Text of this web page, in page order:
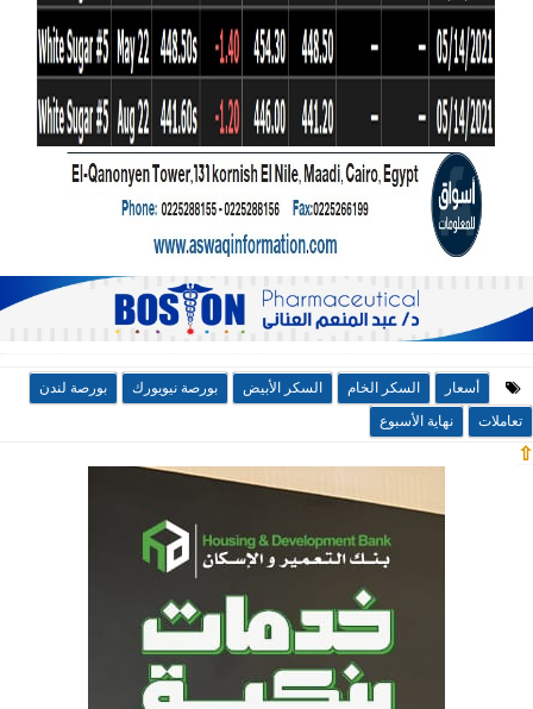
أسعار السكر الخام السكر الأبيض بورصة نيويورك
بورصة لندن
تعاملات
نهاية الأسبوع
⇧